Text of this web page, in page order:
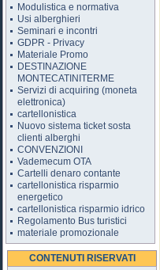
Modulistica e normativa
Usi alberghieri
Seminari e incontri
GDPR - Privacy
Materiale Promo
DESTINAZIONE
MONTECATINITERME
Servizi di acquiring (moneta
elettronica)
cartellonistica
Nuovo sistema ticket sosta
clienti alberghi
CONVENZIONI
Vademecum OTA
Cartelli denaro contante
cartellonistica risparmio
energetico
cartellonistica risparmio idrico
Regolamento Bus turistici
materiale promozionale
CONTENUTI RISERVATI